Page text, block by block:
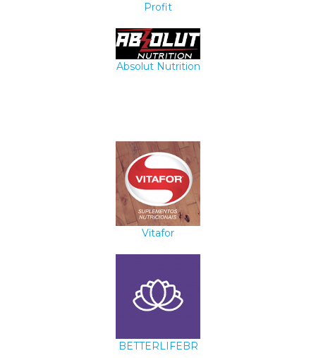
Profit
Absolut Nutrition
Vitafor
BETTERLIFEBR